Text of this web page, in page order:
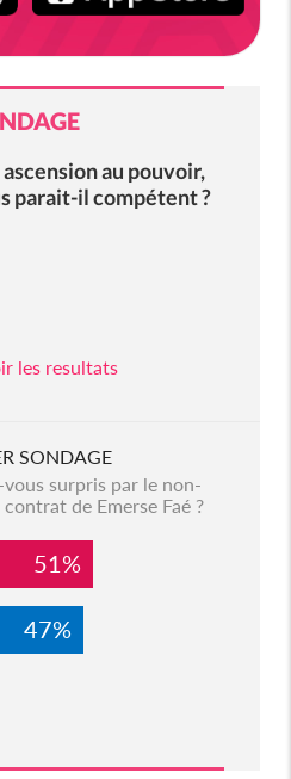
au pouvoir,
parait-il compétent ?
les resultats
SONDAGE
surpris par le non-
de Emerse Faé ?
51%
47%